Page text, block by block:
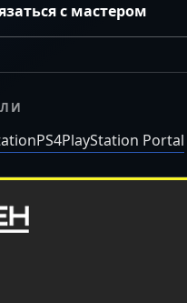
с мастером
PS4PlayStation Portal